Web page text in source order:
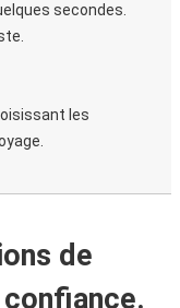
secondes.
les
de